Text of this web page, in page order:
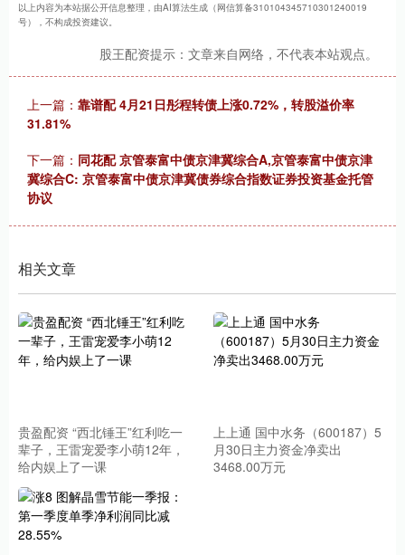
以上内容为本站据公开信息整理，由AI算法生成（网信算备310104345710301240019
号），不构成投资建议。
股王配资提示：文章来自网络，不代表本站观点。
上一篇： 靠谱配 4月21日彤程转债上涨0.72%，转股溢价率
31.81%
下一篇： 同花配 京管泰富中债京津冀综合A,京管泰富中债京津
冀综合C: 京管泰富中债京津冀债券综合指数证券投资基金托管
协议
相关文章
贵盈配资 “西北锤王”红利吃一
辈子，王雷宠爱李小萌12年，
给内娱上了一课
上上通 国中水务（600187）5
月30日主力资金净卖出
3468.00万元